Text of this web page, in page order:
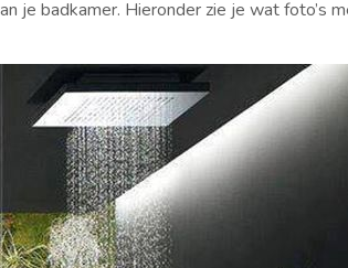
je badkamer. Hieronder zie je wat foto’s